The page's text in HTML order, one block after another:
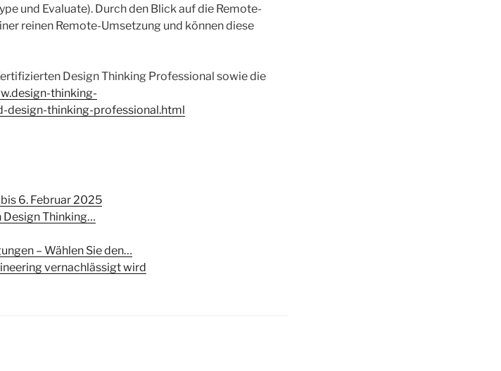
und Evaluate). Durch den Blick auf die Remote-
reinen Remote-Umsetzung und können diese
Design Thinking Professional sowie die
thinking-
design-thinking-professional.html
6. Februar 2025
Design Thinking…
– Wählen Sie den…
vernachlässigt wird